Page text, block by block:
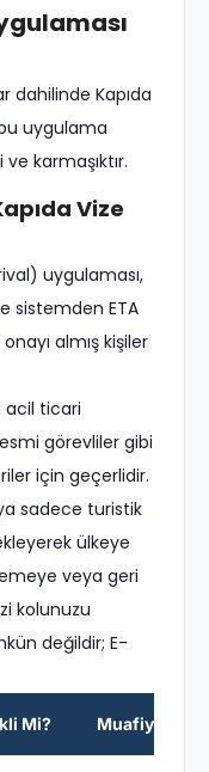
dahilinde Kapıda
uygulama
karmaşıktır.
Vize
uygulaması,
sistemden ETA
almış kişiler
acil ticari
görevliler gibi
için geçerlidir.
sadece turistik
ülkeye
veya geri
kolunuzu
değildir; E-
Mi? Muafiyet